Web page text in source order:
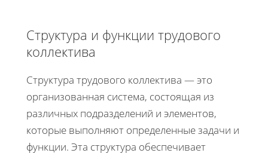
Структура и функции трудового
коллектива
Структура трудового коллектива — это
организованная система, состоящая из
различных подразделений и элементов,
которые выполняют определенные задачи и
функции. Эта структура обеспечивает